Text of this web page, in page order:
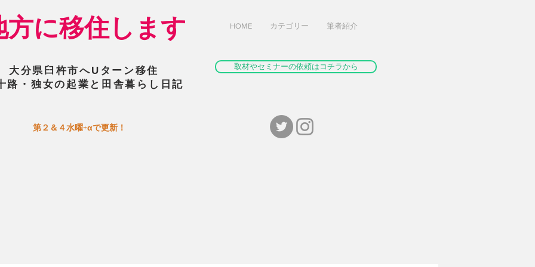
HOME カテゴリー 筆者紹介
方に移住します
大分県臼杵市へUターン移住
路・独女の起業と田舎暮らし日記
取材やセミナーの依頼はコチラから
​第２＆４水曜+αで更新！